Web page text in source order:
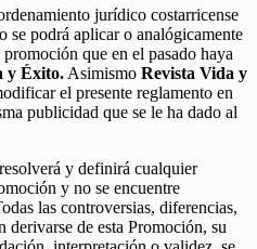
jurídico costarricense
se podrá aplicar o analógicamente
que en el pasado haya
y Éxito. Asimismo Revista Vida y
el presente reglamento en
publicidad que se le ha dado al
resolverá y definirá cualquier
y no se encuentre
las controversias, diferencias,
derivarse de esta Promoción, su